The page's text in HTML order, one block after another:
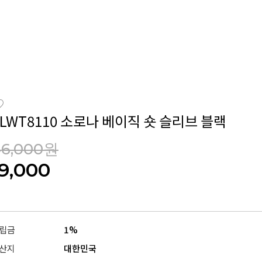
소로나 베이직 숏 슬리브 블랙
원
금
1%
지
대한민국